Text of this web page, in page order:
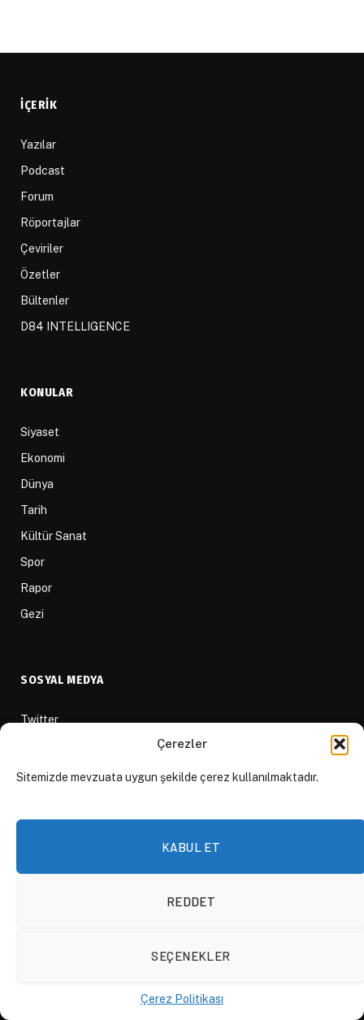
Çerezler
Sitemizde mevzuata uygun şekilde çerez kullanılmaktadır.
KABUL ET
REDDET
SEÇENEKLER
Çerez Politikası
İÇERIK
Yazılar
Podcast
Forum
Röportajlar
Çeviriler
Özetler
Bültenler
D84 INTELLIGENCE
KONULAR
Siyaset
Ekonomi
Dünya
Tarih
Kültür Sanat
Spor
Rapor
Gezi
SOSYAL MEDYA
Twitter
Instagram
LinkedIn
Spotify Podcast